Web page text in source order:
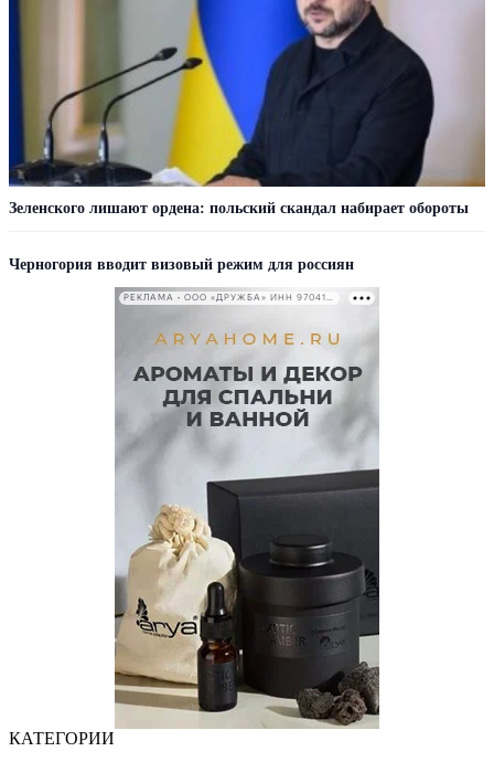
Зеленского лишают ордена: польский скандал набирает обороты
Черногория вводит визовый режим для россиян
РЕКЛАМА • ООО «ДРУЖБА» ИНН 9704146411
КАТЕГОРИИ